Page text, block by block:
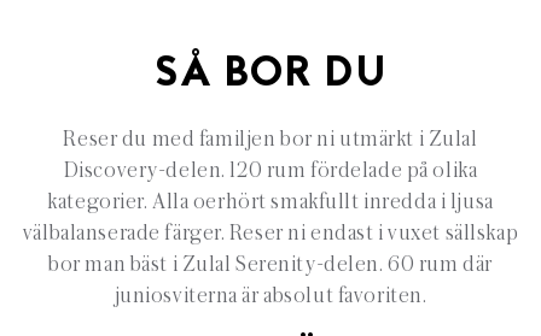
SÅ BOR DU
Reser du med familjen bor ni utmärkt i Zulal
Discovery-delen. 120 rum fördelade på olika
kategorier. Alla oerhört smakfullt inredda i ljusa
välbalanserade färger. Reser ni endast i vuxet sällskap
bor man bäst i Zulal Serenity-delen. 60 rum där
juniosviterna är absolut favoriten.